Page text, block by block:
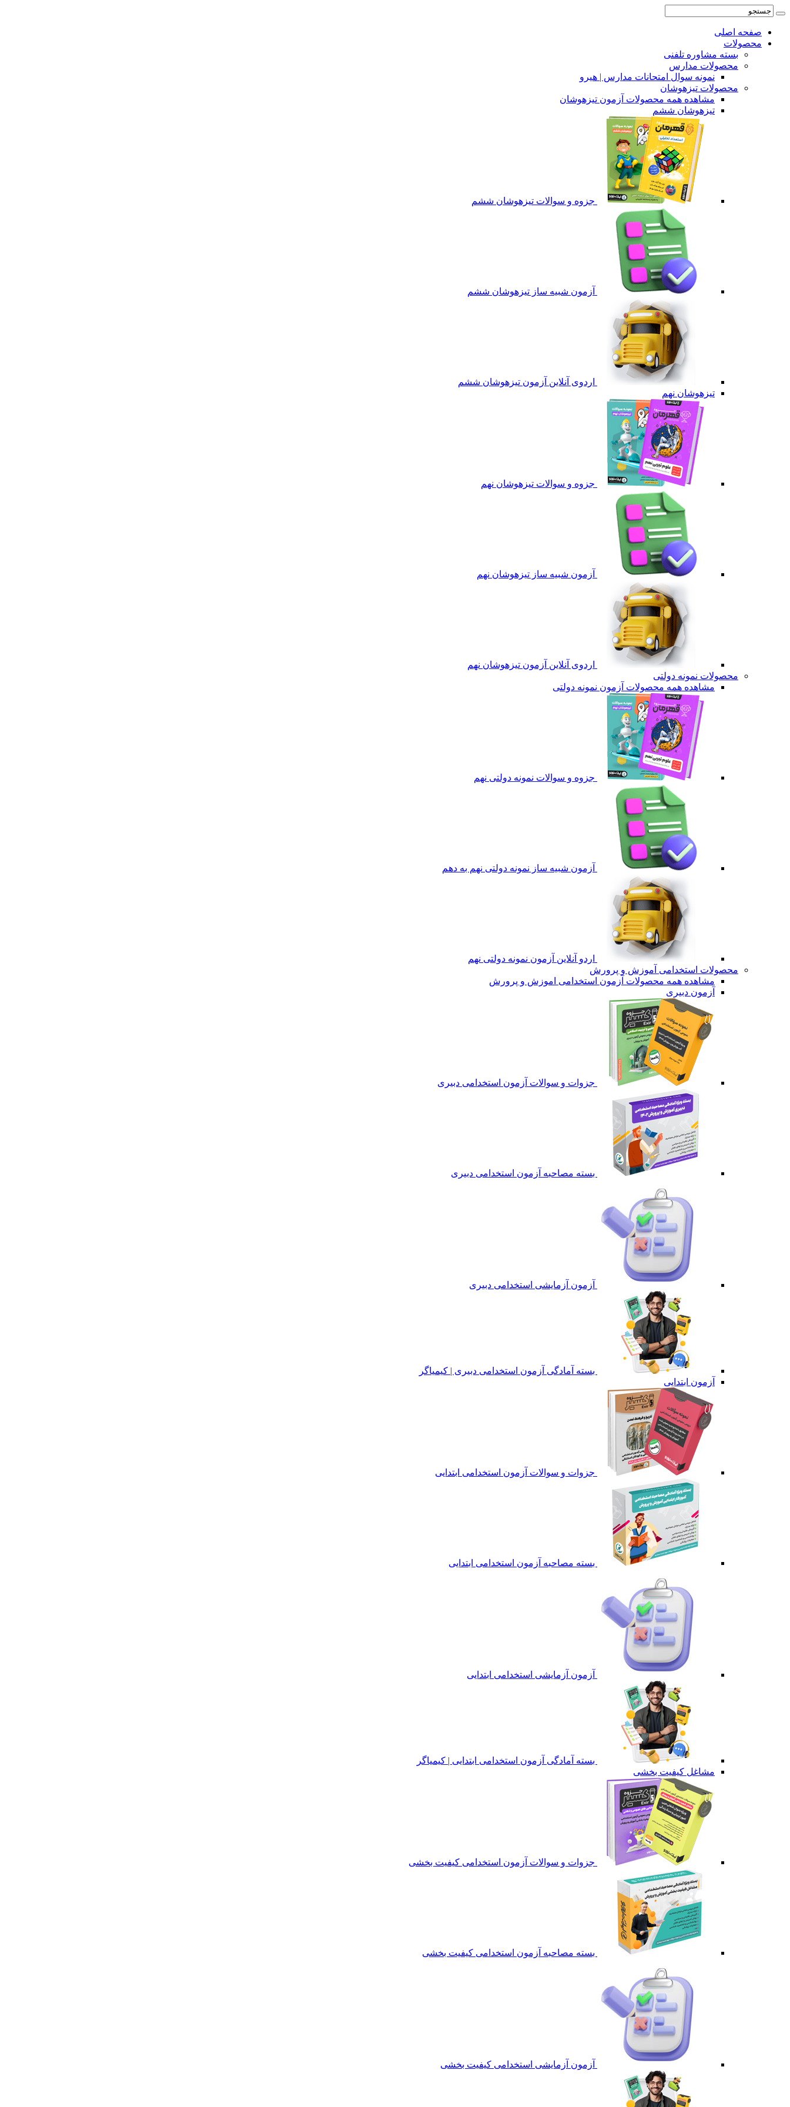
صفحه اصلی
محصولات
بسته مشاوره تلفنی
محصولات مدارس
نمونه سوال امتحانات مدارس | هیرو
محصولات تیزهوشان
مشاهده همه محصولات آزمون تیزهوشان
تیزهوشان ششم
جزوه و سوالات تیزهوشان ششم
آزمون شبیه ساز تیزهوشان ششم
اردوی آنلاین آزمون تیزهوشان ششم
تیزهوشان نهم
جزوه و سوالات تیزهوشان نهم
آزمون شبیه ساز تیزهوشان نهم
اردوی آنلاین آزمون تیزهوشان نهم
محصولات نمونه دولتی
مشاهده همه محصولات آزمون نمونه دولتی
جزوه و سوالات نمونه دولتی نهم
آزمون شبیه ساز نمونه دولتی نهم به دهم
اردو آنلاین آزمون نمونه دولتی نهم
محصولات استخدامی آموزش و پرورش
مشاهده همه محصولات آزمون استخدامی اموزش و پرورش
آزمون دبیری
جزوات و سوالات آزمون استخدامی دبیری
بسته مصاحبه آزمون استخدامی دبیری
آزمون آزمایشی استخدامی دبیری
بسته آمادگی آزمون استخدامی دبیری | کیمیاگر
آزمون ابتدایی
جزوات و سوالات آزمون استخدامی ابتدایی
بسته مصاحبه آزمون استخدامی ابتدایی
آزمون آزمایشی استخدامی ابتدایی
بسته آمادگی آزمون استخدامی ابتدایی | کیمیاگر
مشاغل کیفیت بخشی
جزوات و سوالات آزمون استخدامی کیفیت بخشی
بسته مصاحبه آزمون استخدامی کیفیت بخشی
آزمون آزمایشی استخدامی کیفیت بخشی